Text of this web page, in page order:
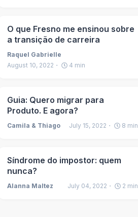
O que Fresno me ensinou sobre
a transição de carreira
Raquel Gabrielle
August 10, 2022
4 min
Guia: Quero migrar para
Produto. E agora?
Camila & Thiago July 15, 2022 8 min
Síndrome do impostor: quem
nunca?
Alanna Maltez July 04, 2022 2 min